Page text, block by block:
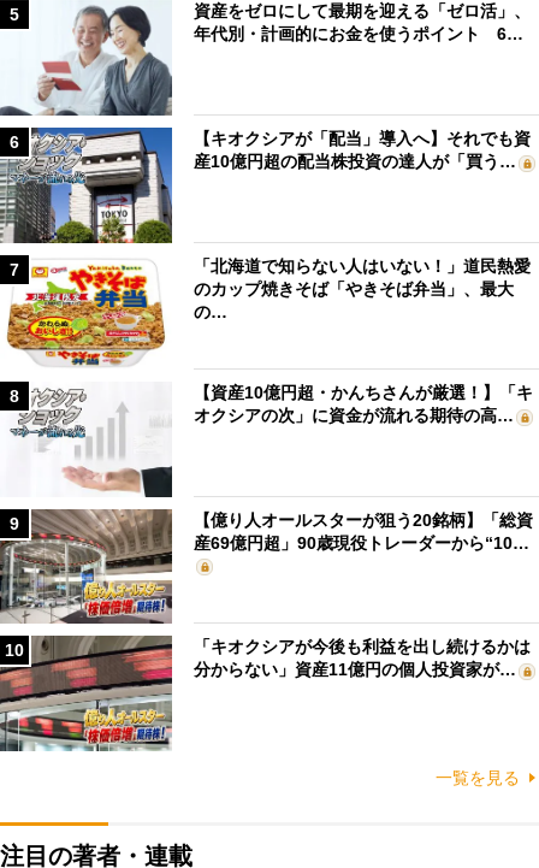
5
資産をゼロにして最期を迎える「ゼロ活」、
年代別・計画的にお金を使うポイント 6…
6
【キオクシアが「配当」導入へ】それでも資
産10億円超の配当株投資の達人が「買う…
7
「北海道で知らない人はいない！」道民熱愛
のカップ焼きそば「やきそば弁当」、最大
の…
8
【資産10億円超・かんちさんが厳選！】「キ
オクシアの次」に資金が流れる期待の高…
9
【億り人オールスターが狙う20銘柄】「総資
産69億円超」90歳現役トレーダーから“10…
10
「キオクシアが今後も利益を出し続けるかは
分からない」資産11億円の個人投資家が…
一覧を見る
注目の著者・連載